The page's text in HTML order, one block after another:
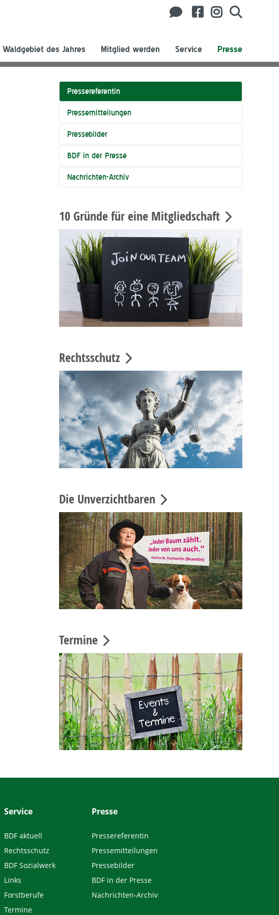
Waldgebiet des Jahres Mitglied werden Service Presse
Pressereferentin
Pressemitteilungen
Pressebilder
BDF in der Presse
Nachrichten-Archiv
10 Gründe für eine Mitgliedschaft
Rechtsschutz
Die Unverzichtbaren
Termine
Service
BDF aktuell
Rechtsschutz
BDF Sozialwerk
Links
Forstberufe
Termine
Presse
Pressereferentin
Pressemitteilungen
Pressebilder
BDF in der Presse
Nachrichten-Archiv